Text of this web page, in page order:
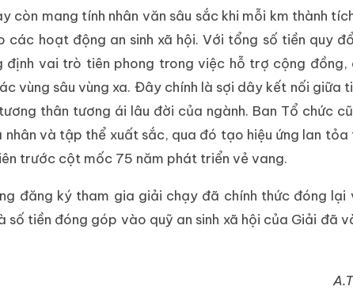
còn mang tính nhân văn sâu sắc khi mỗi km thành
hoạt động an sinh xã hội. Với tổng số tiền quy
định vai trò tiên phong trong việc hỗ trợ cộng
vùng sâu vùng xa. Đây chính là sợi dây kết nối giữa
thân tương ái lâu đời của ngành. Ban Tổ chức
và tập thể xuất sắc, qua đó tạo hiệu ứng lan
trước cột mốc 75 năm phát triển vẻ vang.
đăng ký tham gia giải chạy đã chính thức đóng lại
số tiền đóng góp vào quỹ an sinh xã hội của Giải đã